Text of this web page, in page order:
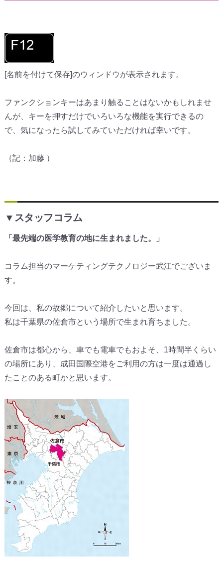
[名前を付けて保存]のウィンドウが表示されます。
ファンクションキーはあまり触ることはないかもしれませ
んが、キーを押すだけでいろいろな機能を実行できるの
で、気になったら試してみていただければ幸いです。
（記：加藤 ）
▼スタッフコラム
「最先端の医学教育の地に生まれました。」
コラム担当のマーケティングテクノロジー武江でございま
す。
今回は、私の故郷について紹介したいと思います。
私は千葉県の佐倉市という場所で生まれ育ちました。
佐倉市は都心から、車でも電車でもおよそ、1時間半くらい
の場所にあり、成田国際空港をご利用の方は一度は通過し
たことのある町かと思います。